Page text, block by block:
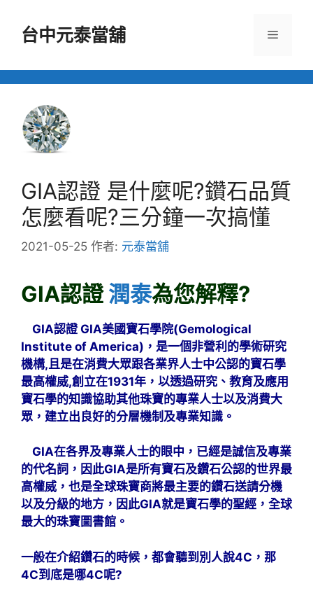
台中元泰當舖 選
GIA認證 是什麼呢?鑽石品質
怎麼看呢?三分鐘一次搞懂
2021-05-25 作者: 元泰當舖
GIA認證潤泰為您解釋?
GIA認證 GIA美國寶石學院(Gemological
Institute of America)，是一個非營利的學術研究
機構,且是在消費大眾跟各業界人士中公認的寶石學
最高權威,創立在1931年，以透過研究、教育及應用
寶石學的知識協助其他珠寶的專業人士以及消費大
眾，建立出良好的分層機制及專業知識。
GIA在各界及專業人士的眼中，已經是誠信及專業
的代名詞，因此GIA是所有寶石及鑽石公認的世界最
高權威，也是全球珠寶商將最主要的鑽石送請分機
以及分級的地方，因此GIA就是寶石學的聖經，全球
最大的珠寶圖書館。
一般在介紹鑽石的時候，都會聽到別人說4C，那
4C到底是哪4C呢?